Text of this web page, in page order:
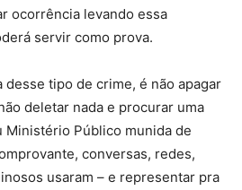
ocorrência levando essa
servir como prova.
desse tipo de crime, é não apagar
deletar nada e procurar uma
Ministério Público munida de
conversas, redes,
usaram – e representar pra